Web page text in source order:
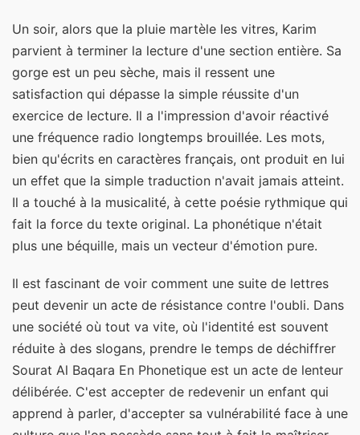
Un soir, alors que la pluie martèle les vitres, Karim
parvient à terminer la lecture d'une section entière. Sa
gorge est un peu sèche, mais il ressent une
satisfaction qui dépasse la simple réussite d'un
exercice de lecture. Il a l'impression d'avoir réactivé
une fréquence radio longtemps brouillée. Les mots,
bien qu'écrits en caractères français, ont produit en lui
un effet que la simple traduction n'avait jamais atteint.
Il a touché à la musicalité, à cette poésie rythmique qui
fait la force du texte original. La phonétique n'était
plus une béquille, mais un vecteur d'émotion pure.
Il est fascinant de voir comment une suite de lettres
peut devenir un acte de résistance contre l'oubli. Dans
une société où tout va vite, où l'identité est souvent
réduite à des slogans, prendre le temps de déchiffrer
Sourat Al Baqara En Phonetique est un acte de lenteur
délibérée. C'est accepter de redevenir un enfant qui
apprend à parler, d'accepter sa vulnérabilité face à une